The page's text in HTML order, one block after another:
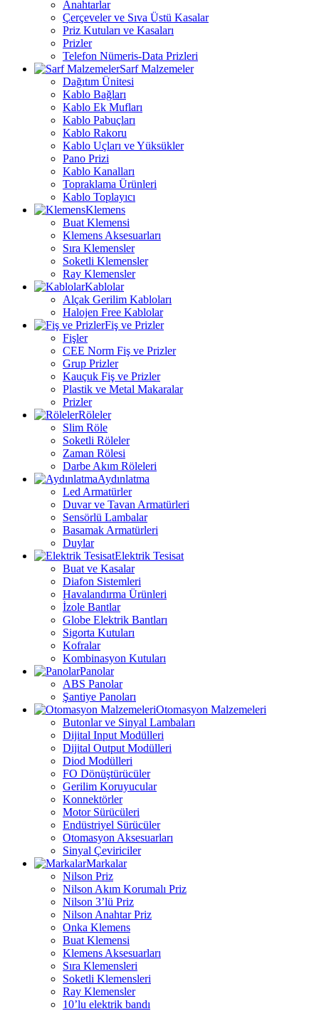
Anahtarlar
Çerçeveler ve Sıva Üstü Kasalar
Priz Kutuları ve Kasaları
Prizler
Telefon Nümeris-Data Prizleri
Sarf Malzemeler
Dağıtım Ünitesi
Kablo Bağları
Kablo Ek Mufları
Kablo Pabuçları
Kablo Rakoru
Kablo Uçları ve Yüksükler
Pano Prizi
Kablo Kanalları
Topraklama Ürünleri
Kablo Toplayıcı
Klemens
Buat Klemensi
Klemens Aksesuarları
Sıra Klemensler
Soketli Klemensler
Ray Klemensler
Kablolar
Alçak Gerilim Kabloları
Halojen Free Kablolar
Fiş ve Prizler
Fişler
CEE Norm Fiş ve Prizler
Grup Prizler
Kauçuk Fiş ve Prizler
Plastik ve Metal Makaralar
Prizler
Röleler
Slim Röle
Soketli Röleler
Zaman Rölesi
Darbe Akım Röleleri
Aydınlatma
Led Armatürler
Duvar ve Tavan Armatürleri
Sensörlü Lambalar
Basamak Armatürleri
Duylar
Elektrik Tesisat
Buat ve Kasalar
Diafon Sistemleri
Havalandırma Ürünleri
İzole Bantlar
Globe Elektrik Bantları
Sigorta Kutuları
Kofralar
Kombinasyon Kutuları
Panolar
ABS Panolar
Şantiye Panoları
Otomasyon Malzemeleri
Butonlar ve Sinyal Lambaları
Dijital Input Modülleri
Dijital Output Modülleri
Diod Modülleri
FO Dönüştürücüler
Gerilim Koruyucular
Konnektörler
Motor Sürücüleri
Endüstriyel Sürücüler
Otomasyon Aksesuarları
Sinyal Çeviriciler
Markalar
Nilson Priz
Nilson Akım Korumalı Priz
Nilson 3’lü Priz
Nilson Anahtar Priz
Onka Klemens
Buat Klemensi
Klemens Aksesuarları
Sıra Klemensleri
Soketli Klemensleri
Ray Klemensler
10’lu elektrik bandı